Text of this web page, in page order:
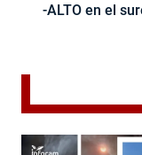
-ALTO en el